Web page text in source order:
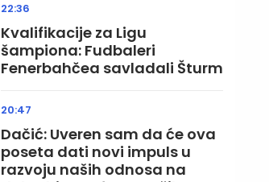
Kvalifikacije za Ligu
šampiona: Fudbaleri
Fenerbahčea savladali Šturm
22:36
Dačić: Uveren sam da će ova
poseta dati novi impuls u
razvoju naših odnosa na
20:47